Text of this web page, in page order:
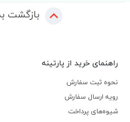
بازگشت
راهنمای خرید از پارتینه
نحوه ثبت سفارش
رویه ارسال سفارش
شیوه‌های پرداخت